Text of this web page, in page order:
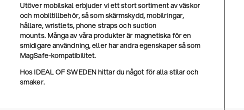
Utöver mobilskal erbjuder vi ett stort sortiment av väskor
och mobiltillbehör, så som skärmskydd, mobilringar,
hållare, wristlets, phone straps och suction
mounts. Många av våra produkter är magnetiska för en
smidigare användning, eller har andra egenskaper så som
MagSafe-kompatibilitet.
Hos IDEAL OF SWEDEN hittar du något för alla stilar och
smaker.